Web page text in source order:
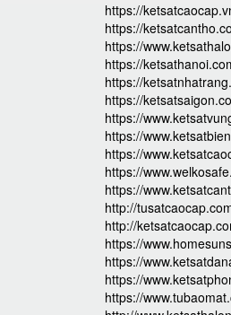
https://
https://
https://
https://
https://
https://
https://
https://
https://
https://
https://
http://
http://
https://
https://
https://
https://